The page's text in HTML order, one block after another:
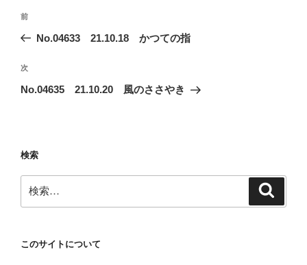
投
ビ
ゲ
ン
前
の
稿
前
No.04633 21.10.18 かつての指
次
の
次
No.04635 21.10.20 風のささやき
検索
索:
このサイトについて